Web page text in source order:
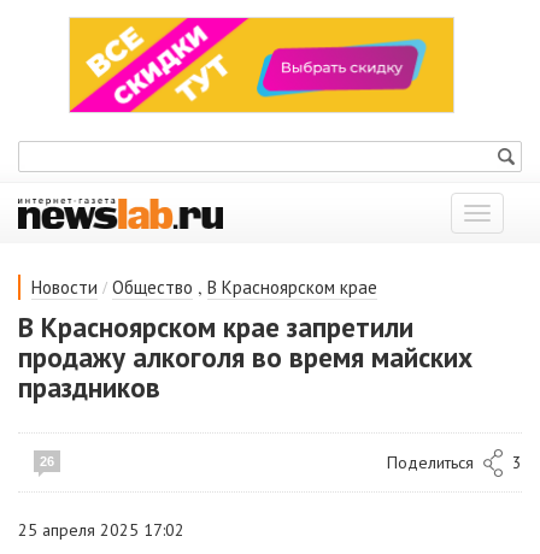
Показать
меню
Новости / Общество , В Красноярском крае
В Красноярском крае запретили
продажу алкоголя во время майских
праздников
26 Поделиться 3
25 апреля 2025 17:02